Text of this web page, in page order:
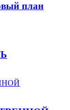
план